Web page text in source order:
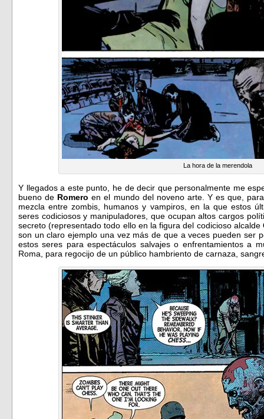
La hora de la merendola
Y llegados a este punto, he de decir que personalmente me
bueno de Romero en el mundo del noveno arte. Y es que,
mezcla entre zombis, humanos y vampiros, en la que estos
seres codiciosos y manipuladores, que ocupan altos cargos
secreto (representado todo ello en la figura del codicioso alcalde
son un claro ejemplo una vez más de que a veces pueden ser
estos seres para espectáculos salvajes o enfrentamientos a
Roma, para regocijo de un público hambriento de carnaza,